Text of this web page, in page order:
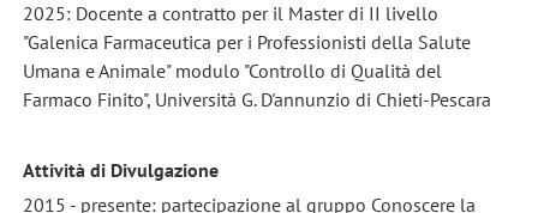
2025: Docente a contratto per il Master di II livello
"Galenica Farmaceutica per i Professionisti della Salute
Umana e Animale" modulo "Controllo di Qualità del
Farmaco Finito", Università G. D'annunzio di Chieti-Pescara
Attività di Divulgazione
2015 - presente: partecipazione al gruppo Conoscere la